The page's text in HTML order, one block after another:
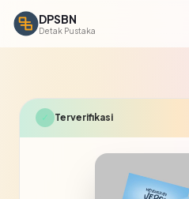
DPSBN
Detak Pustaka
✓ Terverifikasi